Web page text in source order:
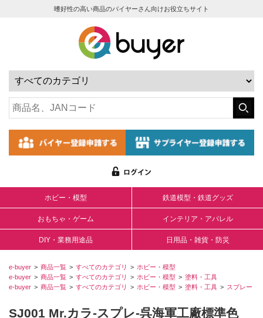
嗜好性の高い商品のバイヤーさん向けお役立ちサイト
ホビー・模型 鉄道模型・鉄道グッズ
おもちゃ・ゲーム インテリア・アパレル
DIY・業務用途品 日用品・雑貨・防災
e-buyer 商品一覧 すべてのカテゴリ
ホビー・模型
e-buyer
商品一覧 すべてのカテゴリ ホビー・模型
塗料・工具
e-buyer
商品一覧 すべてのカテゴリ ホビー・模型 塗料・工具 スプレー
SJ001 Mr.カラ-スプレ-呉海軍工廠標準色